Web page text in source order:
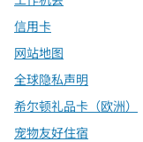
信用卡
网站地图
全球隐私声明
希尔顿礼品卡（欧洲）
宠物友好住宿